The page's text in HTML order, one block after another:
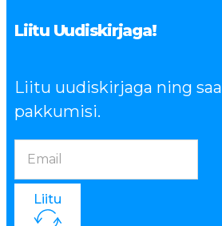
Liitu Uudiskirjaga!
Liitu uudiskirjaga ning
pakkumisi.
Liitu